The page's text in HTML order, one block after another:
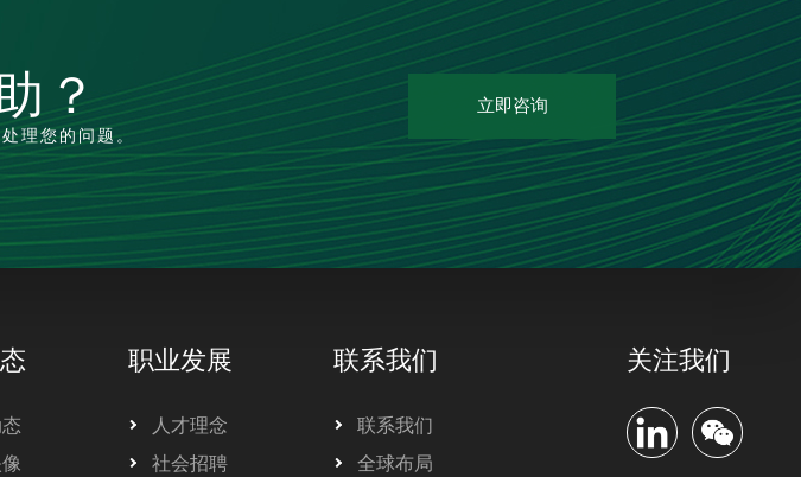
？
理您的问题。
立即咨询
职业发展
人才理念
社会招聘
联系我们
联系我们
全球布局
关注我们